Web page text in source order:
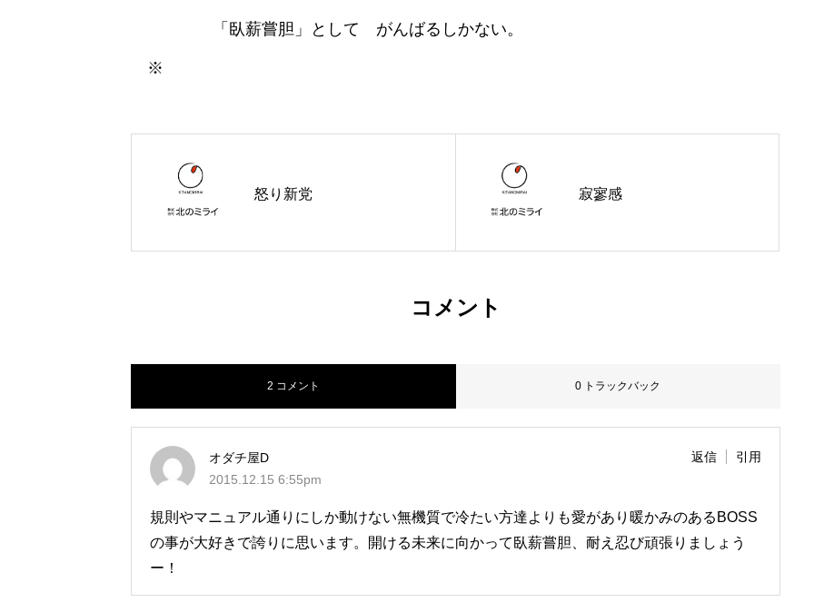
ブログ
「臥薪嘗胆」として がんばるしかない。
※
怒り新党 寂寥感
コメント
2 コメント 0 トラックバック
オダチ屋D
2015.12.15 6:55pm
返信 引用
規則やマニュアル通りにしか動けない無機質で冷たい方達よりも愛があり暖かみのあるBOSS
の事が大好きで誇りに思います。開ける未来に向かって臥薪嘗胆、耐え忍び頑張りましょう
ー！